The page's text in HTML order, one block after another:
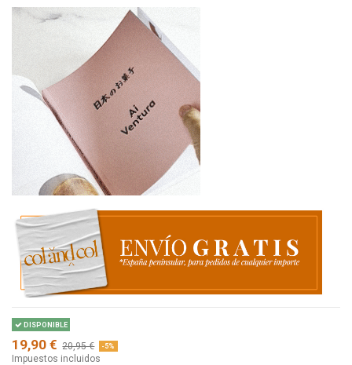
DISPONIBLE
19,90 € 20,95 € -5%
Impuestos incluidos